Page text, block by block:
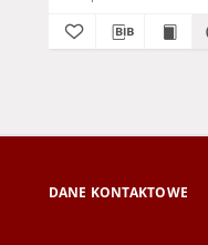
DANE KONTAKTOWE